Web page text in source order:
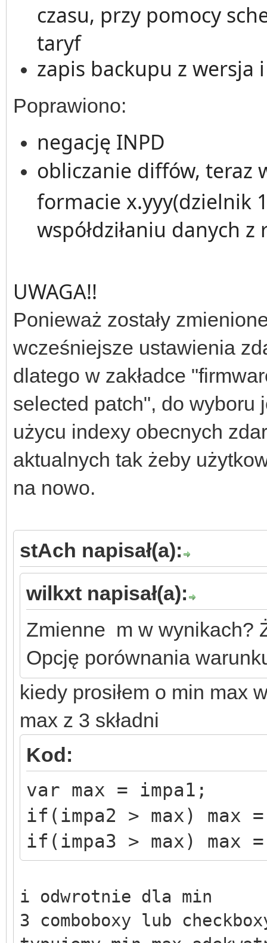
czasu, przy pomocy
taryf
zapis backupu z wersja
Poprawiono:
negację INPD
obliczanie diffów, teraz
formacie x.yyy(dzielnik
współdziłaniu danych
UWAGA!!
Ponieważ zostały
wcześniejsze ustawienia
dlatego w zakładce
selected patch", do wyboru
użycu indexy obecnych
aktualnych tak żeby
na nowo.
stAch napisał(a):
wilkxt napisał(a):
Zmienne m w wynikach?
Opcję porównania
kiedy prosiłem o min max
max z 3 składni
Kod:
var max = impa1;
if(impa2 > max) max
if(impa3 > max) max
i odwrotnie dla min
3 comboboxy lub